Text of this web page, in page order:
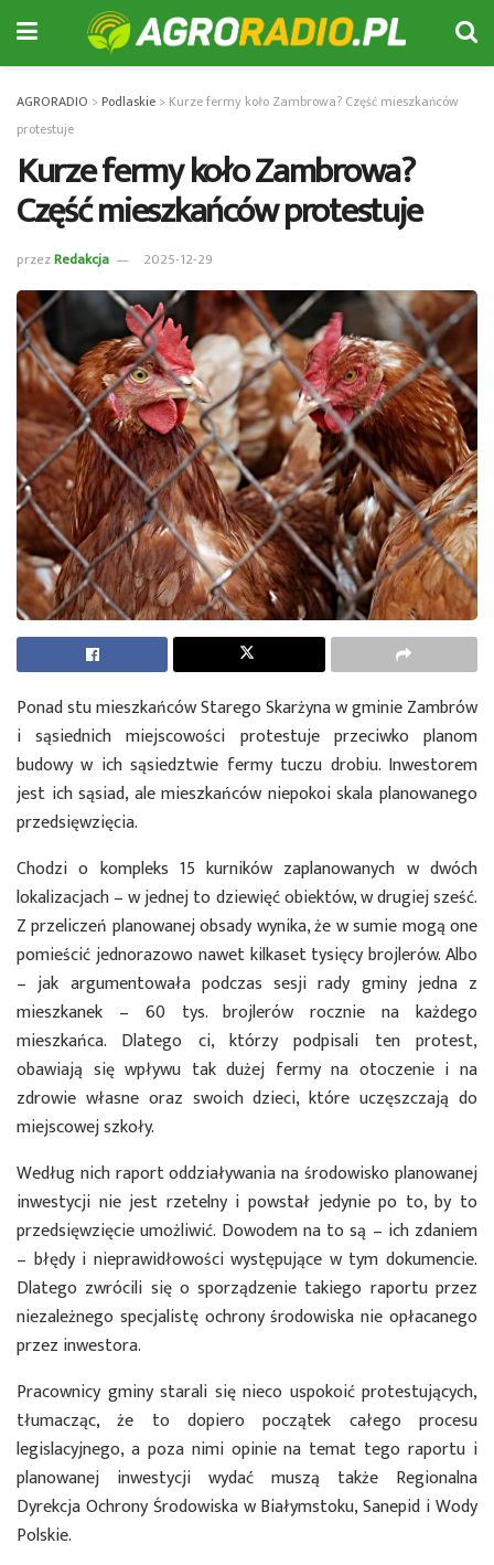
AGRORADIO >Podlaskie > Kurze fermy koło Zambrowa? Część mieszkańców
protestuje
Kurze fermy koło Zambrowa?
Część mieszkańców protestuje
przezRedakcja 2025-12-29
Ponad stu mieszkańców Starego Skarżyna w gminie Zambrów
i sąsiednich miejscowości protestuje przeciwko planom
budowy w ich sąsiedztwie fermy tuczu drobiu. Inwestorem
jest ich sąsiad, ale mieszkańców niepokoi skala planowanego
przedsięwzięcia.
Chodzi o kompleks 15 kurników zaplanowanych w dwóch
lokalizacjach – w jednej to dziewięć obiektów, w drugiej sześć.
Z przeliczeń planowanej obsady wynika, że w sumie mogą one
pomieścić jednorazowo nawet kilkaset tysięcy brojlerów. Albo
– jak argumentowała podczas sesji rady gminy jedna z
mieszkanek – 60 tys. brojlerów rocznie na każdego
mieszkańca. Dlatego ci, którzy podpisali ten protest,
obawiają się wpływu tak dużej fermy na otoczenie i na
zdrowie własne oraz swoich dzieci, które uczęszczają do
miejscowej szkoły.
Według nich raport oddziaływania na środowisko planowanej
inwestycji nie jest rzetelny i powstał jedynie po to, by to
przedsięwzięcie umożliwić. Dowodem na to są – ich zdaniem
– błędy i nieprawidłowości występujące w tym dokumencie.
Dlatego zwrócili się o sporządzenie takiego raportu przez
niezależnego specjalistę ochrony środowiska nie opłacanego
przez inwestora.
Pracownicy gminy starali się nieco uspokoić protestujących,
tłumacząc, że to dopiero początek całego procesu
legislacyjnego, a poza nimi opinie na temat tego raportu i
planowanej inwestycji wydać muszą także Regionalna
Dyrekcja Ochrony Środowiska w Białymstoku, Sanepid i Wody
Polskie.